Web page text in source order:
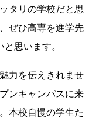
タリの学校だと思
ぜひ高専を進学先
思います。
力を伝えきれませ
ンキャンパスに来
本校自慢の学生た